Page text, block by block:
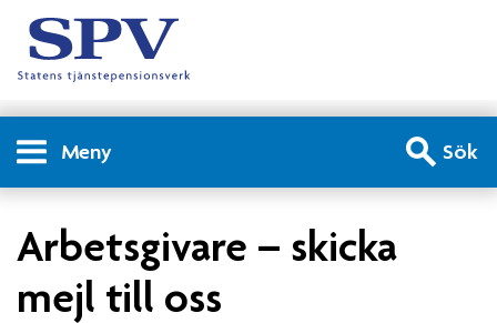
Meny Sök
Arbetsgivare – skicka
mejl till oss